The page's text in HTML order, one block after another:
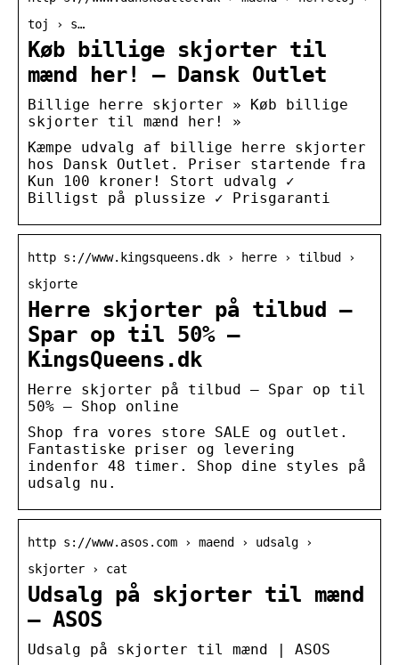
toj › s…
Køb billige skjorter til
mænd her! – Dansk Outlet
Billige herre skjorter » Køb billige
skjorter til mænd her! »
Kæmpe udvalg af billige herre skjorter
hos Dansk Outlet. Priser startende fra
Kun 100 kroner! Stort udvalg ✓
Billigst på plussize ✓ Prisgaranti
http s://www.kingsqueens.dk › herre › tilbud ›
skjorte
Herre skjorter på tilbud –
Spar op til 50% –
KingsQueens.dk
Herre skjorter på tilbud – Spar op til
50% – Shop online
Shop fra vores store SALE og outlet.
Fantastiske priser og levering
indenfor 48 timer. Shop dine styles på
udsalg nu.
http s://www.asos.com › maend › udsalg ›
skjorter › cat
Udsalg på skjorter til mænd
– ASOS
Udsalg på skjorter til mænd | ASOS